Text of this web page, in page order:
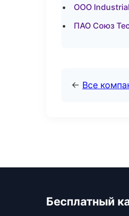
ООО
ПАО Союз
← Все
Бесплатный